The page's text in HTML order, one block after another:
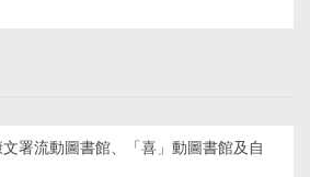
署流動圖書館、「喜」動圖書館及自